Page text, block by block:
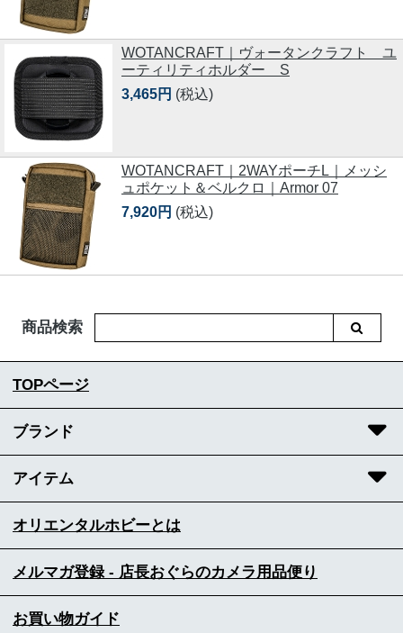
WOTANCRAFT｜ヴォータンクラフト ユ
ーティリティホルダー S
3,465円 (税込)
WOTANCRAFT｜2WAYポーチL｜メッシ
ュポケット＆ベルクロ｜Armor 07
7,920円 (税込)
商品検索
TOPページ
ブランド
アイテム
オリエンタルホビーとは
メルマガ登録 - 店長おぐらのカメラ用品便り
お買い物ガイド